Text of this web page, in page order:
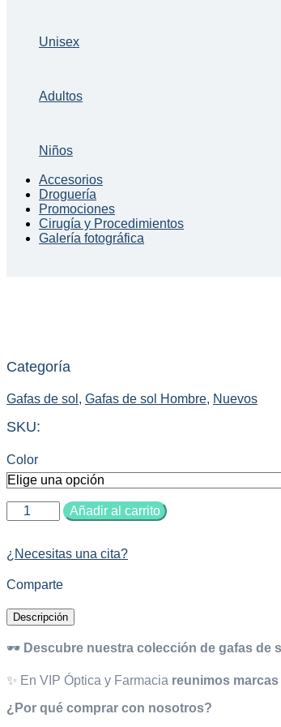
Unisex
Adultos
Niños
Accesorios
Droguería
Promociones
Cirugía y Procedimientos
Galería fotográfica
Categoría
Gafas de sol , Gafas de sol Hombre, Nuevos
SKU:
Color
Gafas
OKLAY
cantidad
Añadir al carrito
¿Necesitas una cita?
Comparte
Descripción
🕶️ Descubre nuestra colección de gafas de
✨ En VIP Óptica y Farmacia reunimos marcas
¿Por qué comprar con nosotros?